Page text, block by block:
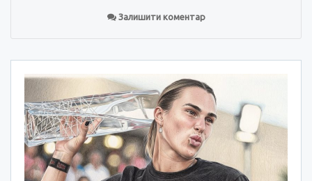
Залишити коментар